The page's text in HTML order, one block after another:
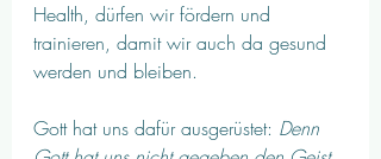
Health, dürfen wir fördern und
trainieren, damit wir auch da gesund
werden und bleiben.
Gott hat uns dafür ausgerüstet: Denn